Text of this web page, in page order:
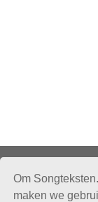
Om
maken we